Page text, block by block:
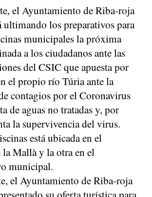
el Ayuntamiento de Riba-roja
ultimando los preparativos para
municipales la próxima
a los ciudadanos ante las
del CSIC que apuesta por
el propio río Túria ante la
contagios por el Coronavirus
de aguas no tratadas y, por
la supervivencia del virus.
está ubicada en el
Mallà y la otra en el
municipal.
el Ayuntamiento de Riba-roja